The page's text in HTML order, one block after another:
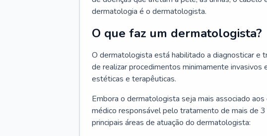
dermatologia é o dermatologista.
O que faz um dermatologista?
O dermatologista está habilitado a diagnosticar e
de realizar procedimentos minimamente invasivos
estéticas e terapêuticas.
Embora o dermatologista seja mais associado
médico responsável pelo tratamento de mais de
principais áreas de atuação do dermatologista: